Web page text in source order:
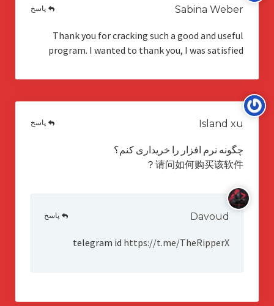
Sabina Weber
Thank you for cracking such a good and useful
program. I wanted to thank you, I was satisfied
پاسخ
Island xu
چگونه نرم افزار را خریداری کنم؟
请问如何购买该软件？
پاسخ
Davoud
telegram id https://t.me/TheRipperX
پاسخ